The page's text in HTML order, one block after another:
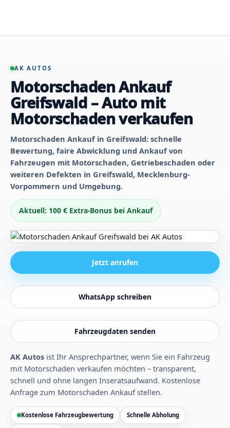
springen
AK AUTOS
Motorschaden Ankauf
Greifswald – Auto mit
Motorschaden verkaufen
Motorschaden Ankauf in Greifswald: schnelle
Bewertung, faire Abwicklung und Ankauf von
Fahrzeugen mit Motorschaden, Getriebeschaden oder
weiteren Defekten in Greifswald, Mecklenburg-
Vorpommern und Umgebung.
Aktuell: 100 € Extra-Bonus bei Ankauf
Jetzt anrufen
WhatsApp schreiben
Fahrzeugdaten senden
AK Autos ist Ihr Ansprechpartner, wenn Sie ein Fahrzeug
mit Motorschaden verkaufen möchten – transparent,
schnell und ohne langen Inseratsaufwand. Kostenlose
Anfrage zum Motorschaden Ankauf stellen.
Kostenlose Fahrzeugbewertung Schnelle Abholung